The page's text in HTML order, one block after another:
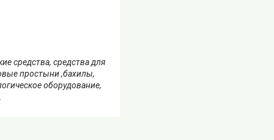
средства, средства для
простыни ,бахилы,
оборудование,